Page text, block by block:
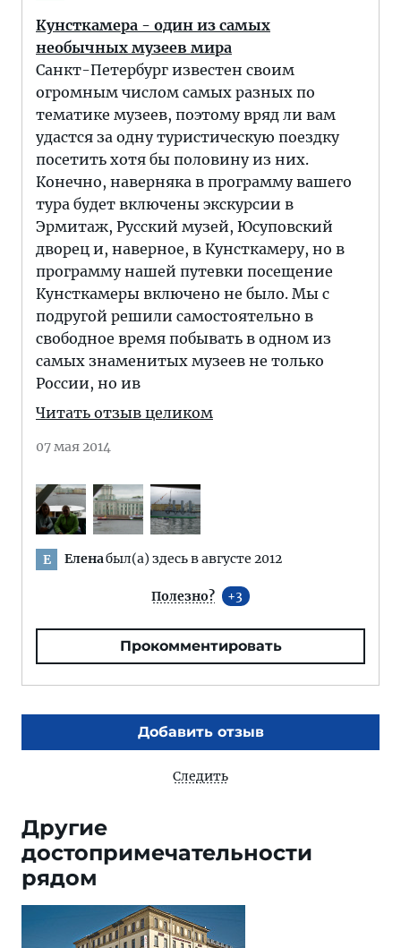
Кунсткамера - один из самых
необычных музеев мира
Санкт-Петербург известен своим
огромным числом самых разных по
тематике музеев, поэтому вряд ли вам
удастся за одну туристическую поездку
посетить хотя бы половину из них.
Конечно, наверняка в программу вашего
тура будет включены экскурсии в
Эрмитаж, Русский музей, Юсуповский
дворец и, наверное, в Кунсткамеру, но в
программу нашей путевки посещение
Кунсткамеры включено не было. Мы с
подругой решили самостоятельно в
свободное время побывать в одном из
самых знаменитых музеев не только
России, но ив
Читать отзыв целиком
07 мая 2014
Е Еленабыл(а) здесь в августе 2012
Полезно? 3
Прокомментировать
Добавить отзыв
Следить
Другие
достопримечательности
рядом